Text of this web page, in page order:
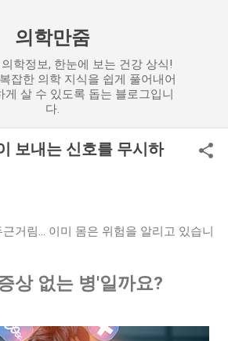
의학만줌
학정보, 한눈에 보는 건강 상식!
잡한 의학 지식을 쉽게 풀어내어
게 살 수 있도록 돕는 블로그입니
다.
보내는 신호를 무시하
근거림… 이미 몸은 위험을 알리고 있습니
상 없는 병'일까요?